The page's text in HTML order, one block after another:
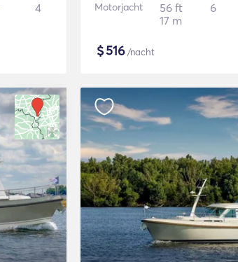
4 Motorjacht
56 ft
17 m
6
$516/nacht